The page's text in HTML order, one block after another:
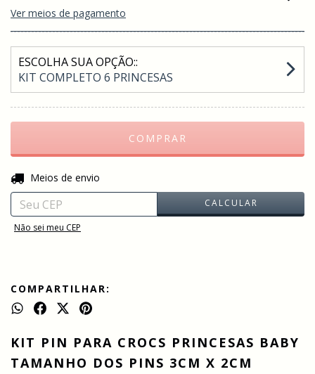
Ver meios de pagamento
ESCOLHA SUA OPÇÃO::
KIT COMPLETO 6 PRINCESAS
Entregas para o CEP:
Meios de envio
CALCULAR
Não sei meu CEP
COMPARTILHAR:
KIT PIN PARA CROCS PRINCESAS BABY
TAMANHO DOS PINS 3CM X 2CM